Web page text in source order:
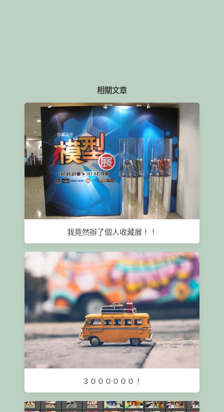
相關文章
我竟然辦了個人收藏展！！
３００００００！